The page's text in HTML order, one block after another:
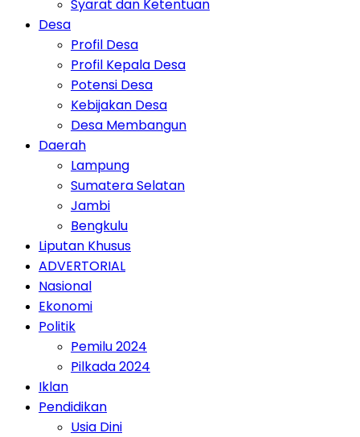
Syarat dan Ketentuan
Desa
Profil Desa
Profil Kepala Desa
Potensi Desa
Kebijakan Desa
Desa Membangun
Daerah
Lampung
Sumatera Selatan
Jambi
Bengkulu
Liputan Khusus
ADVERTORIAL
Nasional
Ekonomi
Politik
Pemilu 2024
Pilkada 2024
Iklan
Pendidikan
Usia Dini